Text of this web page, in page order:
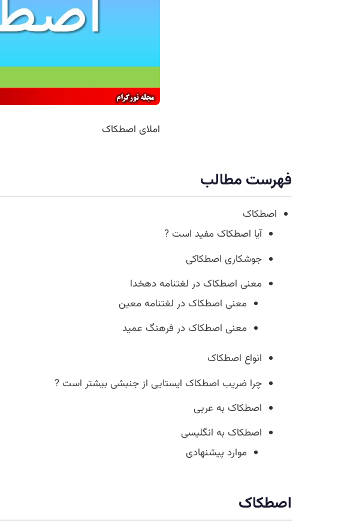
املای اصطکاک
فهرست مطالب
اصطکاک
آیا اصطکاک مفید است ?
جوشکاری اصطکاکی
معنی اصطکاک در لغتنامه دهخدا
معنی اصطکاک در لغتنامه معین
معنی اصطکاک در فرهنگ عمید
انواع اصطکاک
چرا ضریب اصطکاک ایستایی از جنبشی بیشتر است ?
اصطکاک به عربی
اصطکاک به انگلیسی
موارد پیشنهادی
اصطکاک